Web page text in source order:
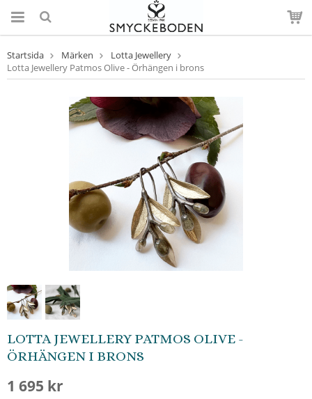
Startsida Märken
Lotta Jewellery
Lotta Jewellery Patmos Olive - Örhängen i brons
LOTTA JEWELLERY PATMOS OLIVE -
ÖRHÄNGEN I BRONS
1 695 kr